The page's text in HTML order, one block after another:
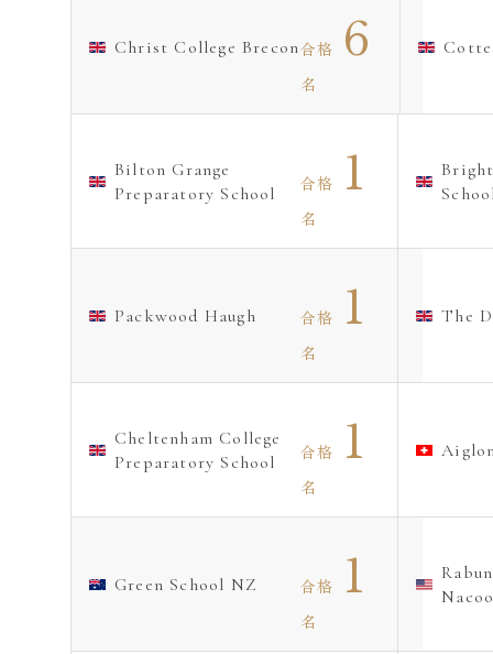
Christ College Brecon合格 6
名
Bilton Grange
Preparatory School
合格 1
名
Packwood Haugh 合格 1
名
The
Cheltenham College
Preparatory School
合格 1
名
Green School NZ 合格 1
名